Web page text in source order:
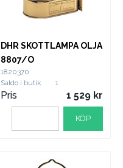
DHR SKOTTLAMPA OLJA
8807/O
1820370
Saldo i butik
1
Pris 1 529
KÖP